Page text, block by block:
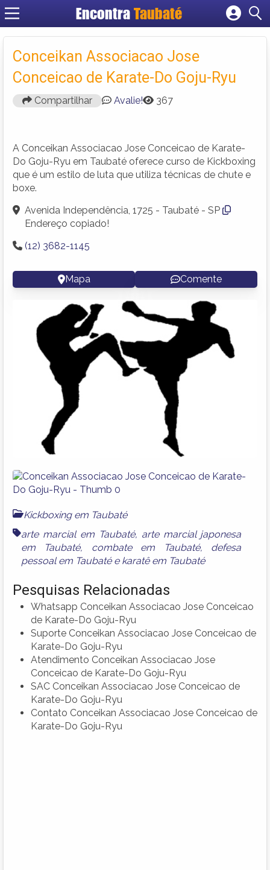
EncontraTaubaté
Cadastrar empresa
Criar conta
Conceikan Associacao Jose
Conceicao de Karate-Do Goju-Ryu
Compartilhar Avalie! 367
A Conceikan Associacao Jose Conceicao de Karate-
Do Goju-Ryu em Taubaté oferece curso de Kickboxing
que é um estilo de luta que utiliza técnicas de chute e
boxe.
Avenida Independência, 1725 - Taubaté - SP
Endereço copiado!
(12) 3682-1145
Mapa Comente
Kickboxing em Taubaté
arte marcial em Taubaté, arte marcial japonesa
em Taubaté, combate em Taubaté, defesa
pessoal em Taubatée karatê em Taubaté
Pesquisas Relacionadas
Whatsapp Conceikan Associacao Jose Conceicao
de Karate-Do Goju-Ryu
Suporte Conceikan Associacao Jose Conceicao de
Karate-Do Goju-Ryu
Atendimento Conceikan Associacao Jose
Conceicao de Karate-Do Goju-Ryu
SAC Conceikan Associacao Jose Conceicao de
Karate-Do Goju-Ryu
Contato Conceikan Associacao Jose Conceicao de
Karate-Do Goju-Ryu